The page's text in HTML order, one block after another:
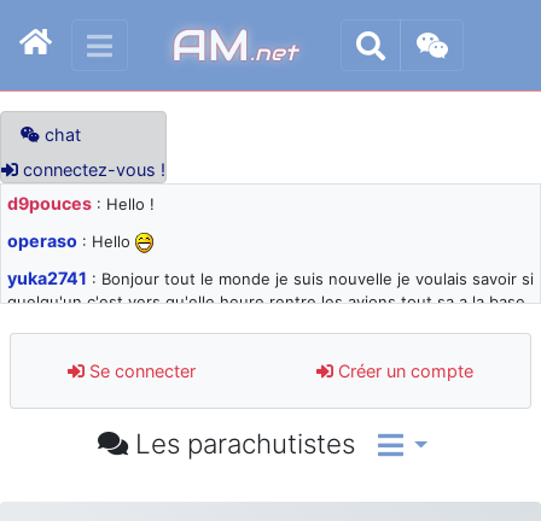
AM.net
chat
connectez-vous !
d9pouces : Hello !
operaso : Hello
yuka2741 : Bonjour tout le monde je suis nouvelle je voulais savoir si
quelqu'un c'est vers qu'elle heure rentre les avions tout sa a la base
d9pouces: désolé pour les quelques blocages du site ces derniers
jours : je teste des méthodes contre le spam et les bots trop nocifs
: Super, la nouvelle bannière
Se connecter Créer un compte
Les parachutistes